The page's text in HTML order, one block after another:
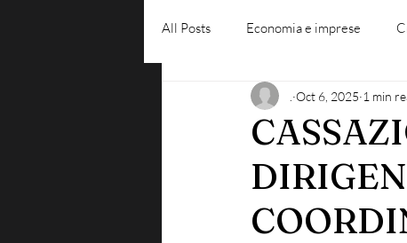
All Posts Economia e imprese
Diritto del lavoro Blog -
Oct 6, 2025 1 min